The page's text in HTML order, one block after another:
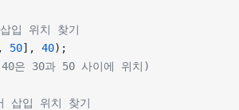
입 위치 찾기
, 50], 40);
은 30과 50 사이에 위치)
삽입 위치 찾기